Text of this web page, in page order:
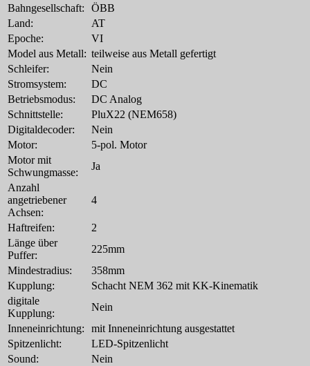
Bahngesellschaft:
ÖBB
Land:
AT
Epoche:
VI
Model aus Metall: teilweise aus Metall gefertigt
Schleifer:
Nein
Stromsystem:
DC
Betriebsmodus:
DC Analog
Schnittstelle:
PluX22 (NEM658)
Digitaldecoder:
Nein
Motor:
5-pol. Motor
Motor mit
Schwungmasse:
Ja
Anzahl
angetriebener
Achsen:
4
Haftreifen:
2
Länge über
Puffer:
225mm
Mindestradius:
358mm
Kupplung:
Schacht NEM 362 mit KK-Kinematik
digitale
Kupplung:
Nein
Inneneinrichtung:
mit Inneneinrichtung ausgestattet
Spitzenlicht:
LED-Spitzenlicht
Sound:
Nein